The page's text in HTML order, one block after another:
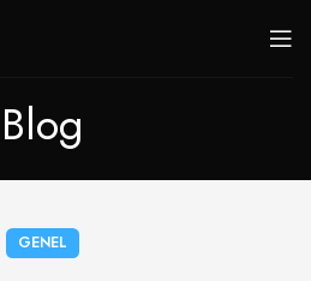
Blog
GENEL